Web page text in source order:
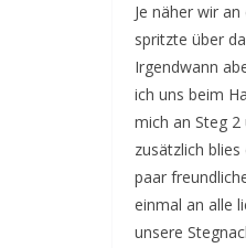
Je näher wir
spritzte über
Irgendwann
ich uns beim
mich an Steg
zusätzlich
paar
einmal an alle
unsere